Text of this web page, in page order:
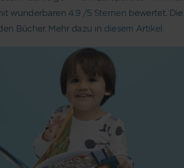
wunderbaren 4.9 /5 Sternen bewertet.
Bücher. Mehr dazu in diesem Artikel .